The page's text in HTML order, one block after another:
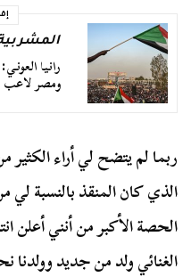
رانيا
ومصر لاعب
ربما لم يتضح لي أراء
الذي كان المنقذ بالنسبة لي
الحصة الأكبر من أنني أعلن
الغنائي ولد من جديد